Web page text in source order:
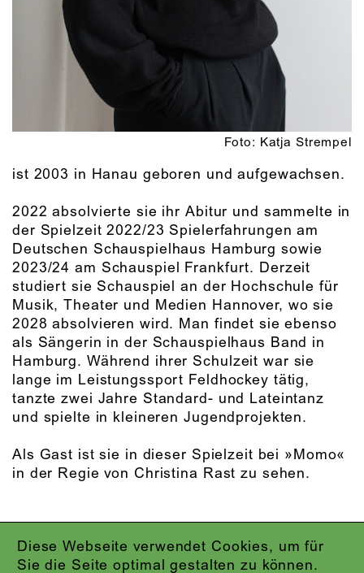
Diese Webseite verwendet Cookies, um für
Sie die Seite optimal gestalten zu können.
Foto: Katja Strempel
ist 2003 in Hanau geboren und aufgewachsen.
2022 absolvierte sie ihr Abitur und sammelte in
der Spielzeit 2022/23 Spielerfahrungen am
Deutschen Schauspielhaus Hamburg sowie
2023/24 am Schauspiel Frankfurt. Derzeit
studiert sie Schauspiel an der Hochschule für
Musik, Theater und Medien Hannover, wo sie
2028 absolvieren wird. Man findet sie ebenso
als Sängerin in der Schauspielhaus Band in
Hamburg. Während ihrer Schulzeit war sie
lange im Leistungssport Feldhockey tätig,
tanzte zwei Jahre Standard- und Lateintanz
und spielte in kleineren Jugendprojekten.
Als Gast ist sie in dieser Spielzeit bei »Momo«
in der Regie von Christina Rast zu sehen.
IMPRESSUM